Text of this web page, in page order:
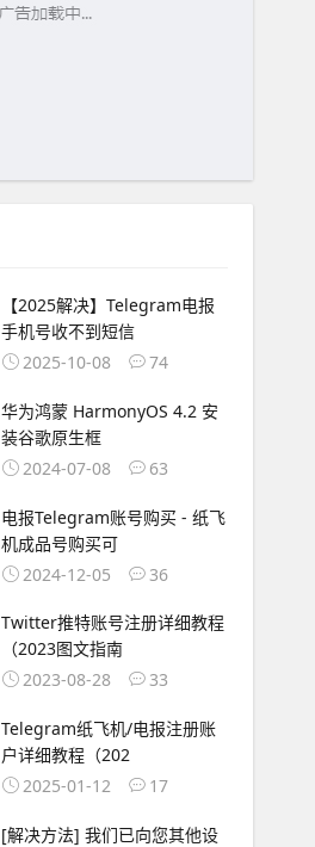
【2025解决】Telegram电报
手机号收不到短信
2025-10-08
74
华为鸿蒙 HarmonyOS 4.2 安
装谷歌原生框
2024-07-08
63
电报Telegram账号购买 - 纸飞
机成品号购买可
2024-12-05
36
Twitter推特账号注册详细教程
（2023图文指南
2023-08-28
33
Telegram纸飞机/电报注册账
户详细教程（202
2025-01-12
17
[解决方法] 我们已向您其他设